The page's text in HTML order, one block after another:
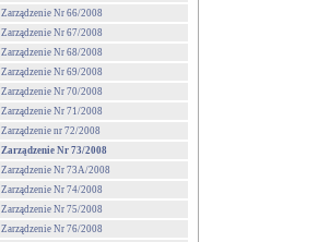
Zarządzenie Nr 66/2008
Zarządzenie Nr 67/2008
Zarządzenie Nr 68/2008
Zarządzenie Nr 69/2008
Zarządzenie Nr 70/2008
Zarządzenie Nr 71/2008
Zarządzenie nr 72/2008
Zarządzenie Nr 73/2008
Zarządzenie Nr 73A/2008
Zarządzenie Nr 74/2008
Zarządzenie Nr 75/2008
Zarządzenie Nr 76/2008